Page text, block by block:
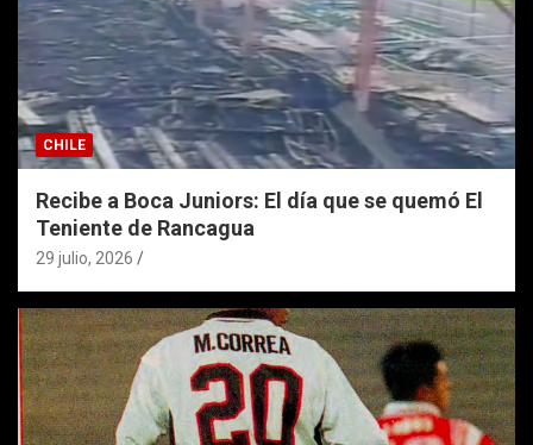
CHILE
Recibe a Boca Juniors: El día que se quemó El
Teniente de Rancagua
29 julio, 2026